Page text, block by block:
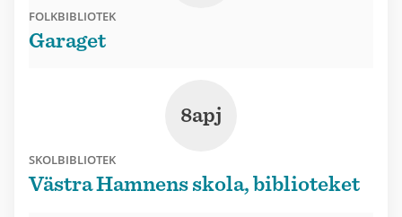
FOLKBIBLIOTEK
Garaget
8apj
SKOLBIBLIOTEK
Västra Hamnens skola, biblioteket